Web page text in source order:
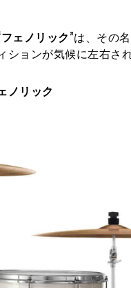
フェノリック”は、その
ョンが気候に左右さ
ノリック